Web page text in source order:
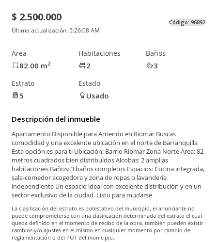
$ 2.500.000
Última actualización:5:26:08 AM
Código: 96892
Area
82.00 m2
Habitaciones
2
Baños
3
Estrato
5
Estado
Usado
Descripción del inmueble
Apartamento Disponible para Arriendo en Riomar Buscas
comodidad y una excelente ubicación en el norte de Barranquilla
Esta opción es para ti Ubicación: Barrio Riomar Zona Norte Área: 82
metros cuadrados bien distribuidos Alcobas: 2 amplias
habitaciones Baños: 3 baños completos Espacios: Cocina integrada,
sala-comedor acogedora y zona de ropas o lavandería
independiente Un espacio ideal con excelente distribución y en un
sector exclusivo de la ciudad. Listo para mudarse
La clasificación del estrato es potestativo del municipio, el anunciante no
puede comprometerse con una clasificación determinada del estrato el cual
queda definido en el momento de recibo de la obra, también pueden existir
cambios y/o ajustes en el mismo en cualquier momento por cambio de
reglamentación o del POT del municipio.